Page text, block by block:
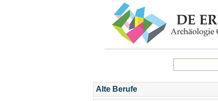
Alte Berufe